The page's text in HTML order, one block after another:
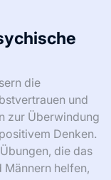
die
und
zur Überwindung
Denken.
die das
helfen,